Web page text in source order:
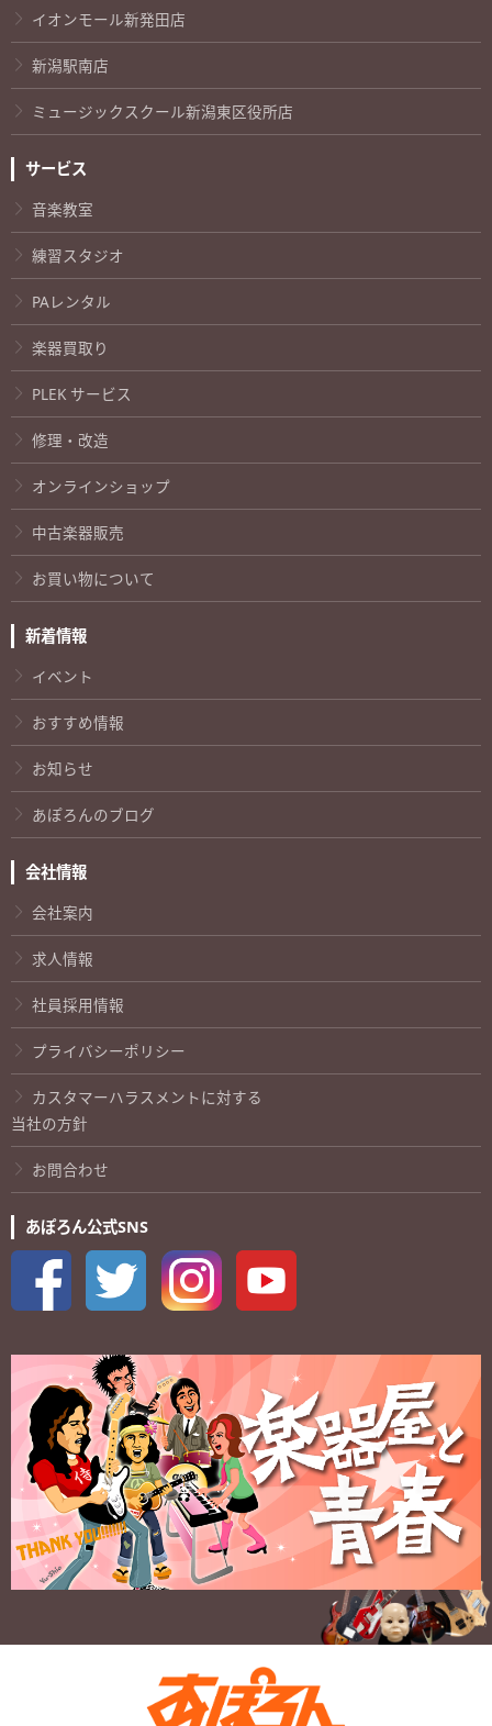
イオンモール新発田店
新潟駅南店
ミュージックスクール新潟東区役所店
サービス
音楽教室
練習スタジオ
PAレンタル
楽器買取り
PLEK サービス
修理・改造
オンラインショップ
中古楽器販売
お買い物について
新着情報
イベント
おすすめ情報
お知らせ
あぽろんのブログ
会社情報
会社案内
求人情報
社員採用情報
プライバシーポリシー
カスタマーハラスメントに対する
当社の方針
お問合わせ
あぽろん公式SNS